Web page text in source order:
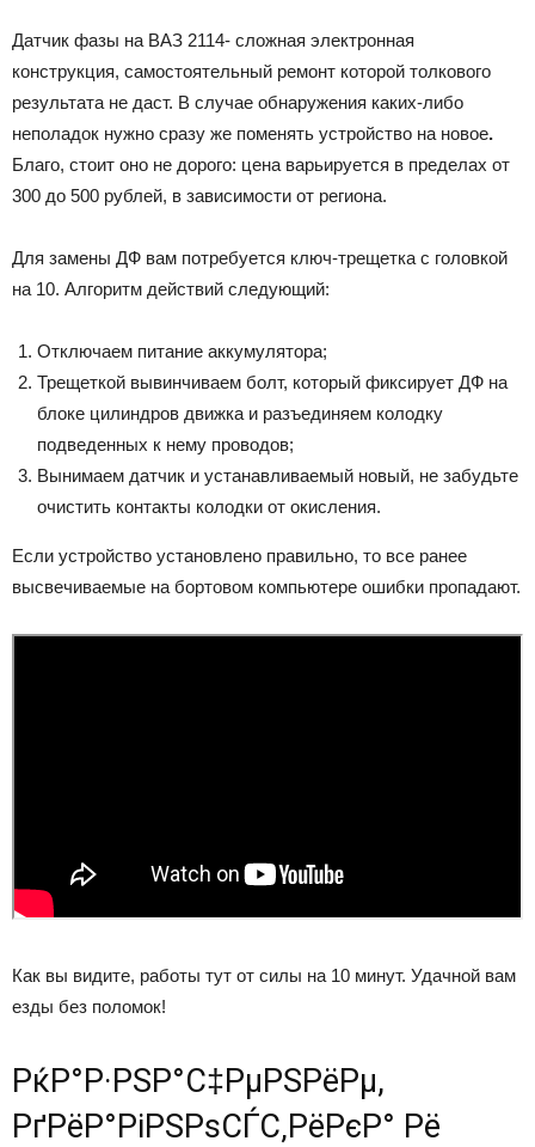
Датчик фазы на ВАЗ 2114- сложная электронная
конструкция, самостоятельный ремонт которой толкового
результата не даст. В случае обнаружения каких-либо
неполадок нужно сразу же поменять устройство на новое.
Благо, стоит оно не дорого: цена варьируется в пределах от
300 до 500 рублей, в зависимости от региона.
Для замены ДФ вам потребуется ключ-трещетка с головкой
на 10. Алгоритм действий следующий:
Отключаем питание аккумулятора;
Трещеткой вывинчиваем болт, который фиксирует ДФ на
блоке цилиндров движка и разъединяем колодку
подведенных к нему проводов;
Вынимаем датчик и устанавливаемый новый, не забудьте
очистить контакты колодки от окисления.
Если устройство установлено правильно, то все ранее
высвечиваемые на бортовом компьютере ошибки пропадают.
Как вы видите, работы тут от силы на 10 минут. Удачной вам
езды без поломок!
РќР°Р·РЅР°С‡РµРЅРёРµ,
РґРёР°РіРЅРѕСЃС‚РёРєР° Рё